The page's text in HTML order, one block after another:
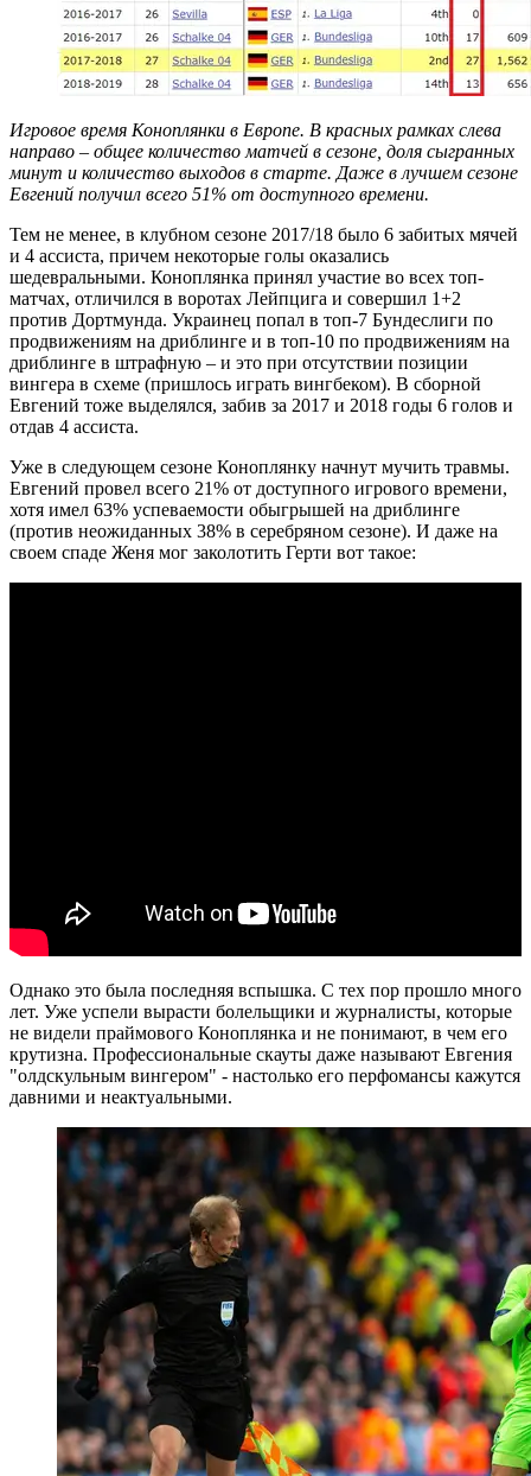
Игровое время Коноплянки в Европе. В красных рамках слева
направо – общее количество матчей в сезоне, доля сыгранных
минут и количество выходов в старте. Даже в лучшем сезоне
Евгений получил всего 51% от доступного времени.
Тем не менее, в клубном сезоне 2017/18 было 6 забитых мячей
и 4 ассиста, причем некоторые голы оказались
шедевральными. Коноплянка принял участие во всех топ-
матчах, отличился в воротах Лейпцига и совершил 1+2
против Дортмунда. Украинец попал в топ-7 Бундеслиги по
продвижениям на дриблинге и в топ-10 по продвижениям на
дриблинге в штрафную – и это при отсутствии позиции
вингера в схеме (пришлось играть вингбеком). В сборной
Евгений тоже выделялся, забив за 2017 и 2018 годы 6 голов и
отдав 4 ассиста.
Уже в следующем сезоне Коноплянку начнут мучить травмы.
Евгений провел всего 21% от доступного игрового времени,
хотя имел 63% успеваемости обыгрышей на дриблинге
(против неожиданных 38% в серебряном сезоне). И даже на
своем спаде Женя мог заколотить Герти вот такое:
Однако это была последняя вспышка. С тех пор прошло много
лет. Уже успели вырасти болельщики и журналисты, которые
не видели праймового Коноплянка и не понимают, в чем его
крутизна. Профессиональные скауты даже называют Евгения
"олдскульным вингером" - настолько его перфомансы кажутся
давними и неактуальными.